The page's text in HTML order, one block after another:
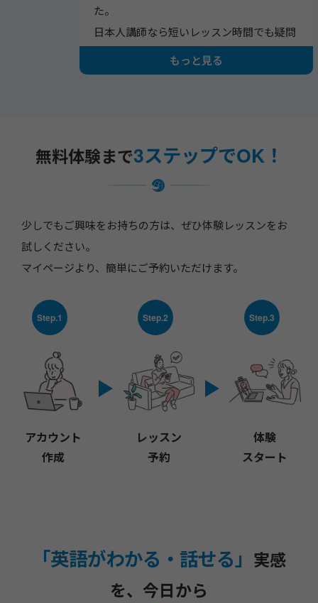
た。
日本人講師なら短いレッスン時間でも疑問
をスムーズに解決できる点が魅力でした。
また、講師が世界各地に在住しているた
もっと見る
無料体験まで3ステップでOK！
少しでもご興味をお持ちの方は、ぜひ体験レッスンをお
試しください。
マイページより、簡単にご予約いただけます。
Step.1
アカウント
作成
Step.2
レッスン
予約
Step.3
体験
スタート
「英語がわかる・話せる」 実感
を、今日から